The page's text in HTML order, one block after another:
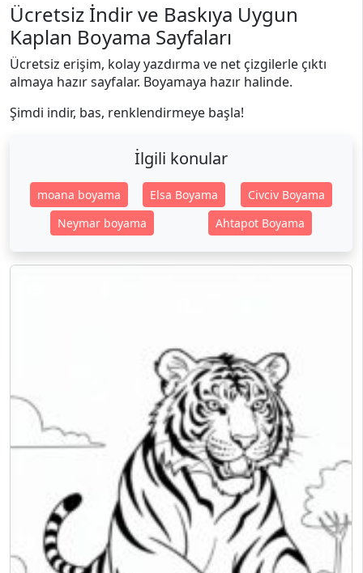
Ücretsiz İndir ve Baskıya Uygun
Kaplan Boyama Sayfaları
Ücretsiz erişim, kolay yazdırma ve net çizgilerle çıktı
almaya hazır sayfalar. Boyamaya hazır halinde.
Şimdi indir, bas, renklendirmeye başla!
İlgili konular
moana boyama Elsa Boyama
Civciv Boyama
Neymar boyama
Ahtapot Boyama